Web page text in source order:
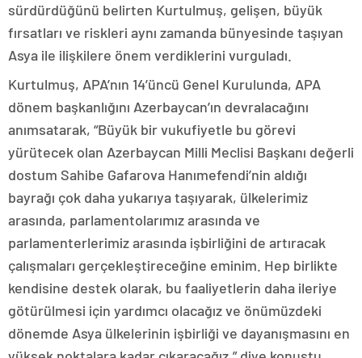
sürdürdüğünü belirten Kurtulmuş, gelişen, büyük
fırsatları ve riskleri aynı zamanda bünyesinde taşıyan
Asya ile ilişkilere önem verdiklerini vurguladı.
Kurtulmuş, APA’nın 14’üncü Genel Kurulunda, APA
dönem başkanlığını Azerbaycan’ın devralacağını
anımsatarak, “Büyük bir vukufiyetle bu görevi
yürütecek olan Azerbaycan Milli Meclisi Başkanı değerli
dostum Sahibe Gafarova Hanımefendi’nin aldığı
bayrağı çok daha yukarıya taşıyarak, ülkelerimiz
arasında, parlamentolarımız arasında ve
parlamenterlerimiz arasında işbirliğini de artıracak
çalışmaları gerçekleştireceğine eminim. Hep birlikte
kendisine destek olarak, bu faaliyetlerin daha ileriye
götürülmesi için yardımcı olacağız ve önümüzdeki
dönemde Asya ülkelerinin işbirliği ve dayanışmasını en